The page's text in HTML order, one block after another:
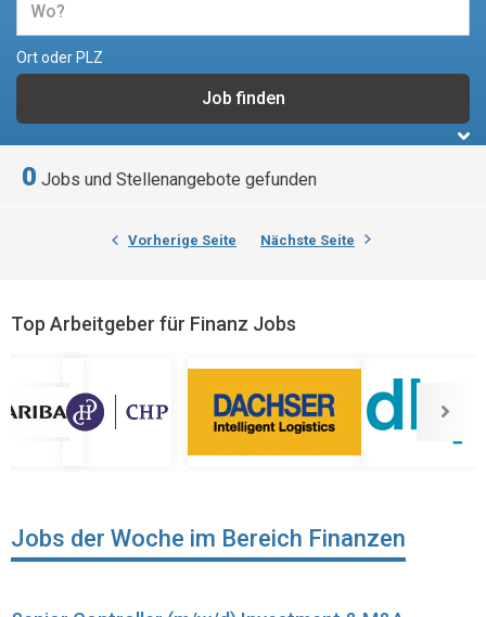
Ort oder PLZ
0 Jobs und Stellenangebote gefunden
Vorherige Seite Nächste Seite
Top Arbeitgeber für Finanz Jobs
Jobs der Woche im Bereich Finanzen